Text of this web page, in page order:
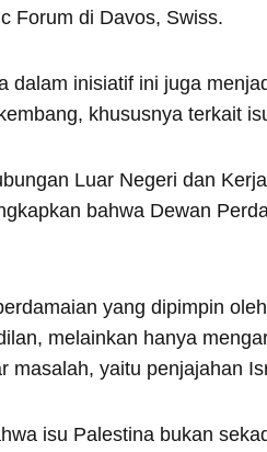
Forum di Davos, Swiss.
dalam inisiatif ini juga
khususnya terkait
Luar Negeri dan
bahwa Dewan
yang dipimpin
melainkan hanya
masalah, yaitu penjajahan
isu Palestina bukan